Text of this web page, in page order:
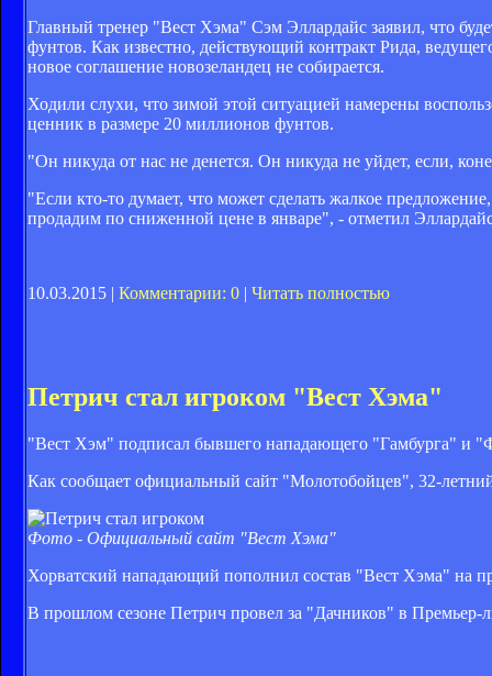
Главный тренер "Вест Хэма" Сэм Эллардайс заявил, что
фунтов. Как известно, действующий контракт Рида,
новое соглашение новозеландец не собирается.
Ходили слухи, что зимой этой ситуацией намерены
ценник в размере 20 миллионов фунтов.
"Он никуда от нас не денется. Он никуда не уйдет, если,
"Если кто-то думает, что может сделать жалкое
продадим по сниженной цене в январе", - отметил
10.03.2015 | Комментарии: 0 | Читать полностью
Петрич стал игроком "Вест Хэма"
"Вест Хэм" подписал бывшего нападающего "Гамбурга" и
Как сообщает официальный сайт "Молотобойцев", 32-
Фото - Официальный сайт "Вест Хэма"
Хорватский нападающий пополнил состав "Вест Хэма" на
В прошлом сезоне Петрич провел за "Дачников" в Премьер-